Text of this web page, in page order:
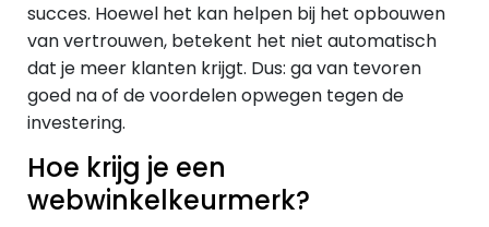
succes. Hoewel het kan helpen bij het opbouwen
van vertrouwen, betekent het niet automatisch
dat je meer klanten krijgt. Dus: ga van tevoren
goed na of de voordelen opwegen tegen de
investering.
Hoe krijg je een
webwinkelkeurmerk?